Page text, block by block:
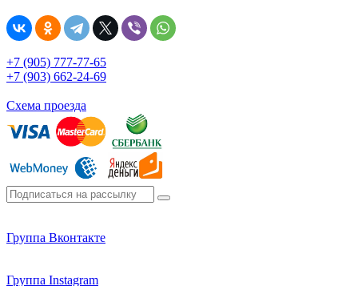
+7 (905) 777-77-65
+7 (903) 662-24-69
Схема проезда
Группа Вконтакте
Группа Instagram